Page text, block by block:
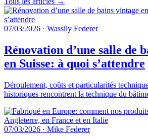
07/03/2026 · Wassily Federer
Rénovation d’une salle de
en Suisse: à quoi s’attendre
Déroulement, coûts et particularités
historiques rencontrent la technique du
07/03/2026 · Mike Federer